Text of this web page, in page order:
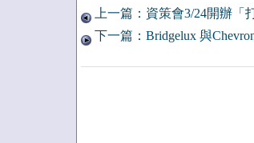
上一篇：資策會3/24開辦「
下一篇：Bridgelux 與